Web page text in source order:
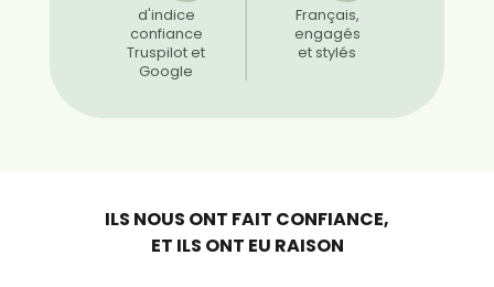
d'indice
confiance
Truspilot et
Google
Français,
engagés
et stylés
ILS NOUS ONT FAIT CONFIANCE,
ET ILS ONT EU RAISON